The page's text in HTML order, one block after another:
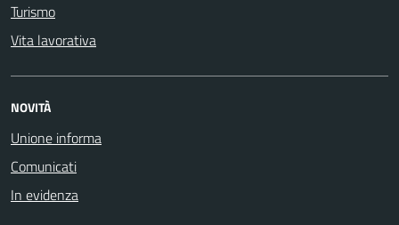
Turismo
Vita lavorativa
NOVITÀ
Unione informa
Comunicati
In evidenza